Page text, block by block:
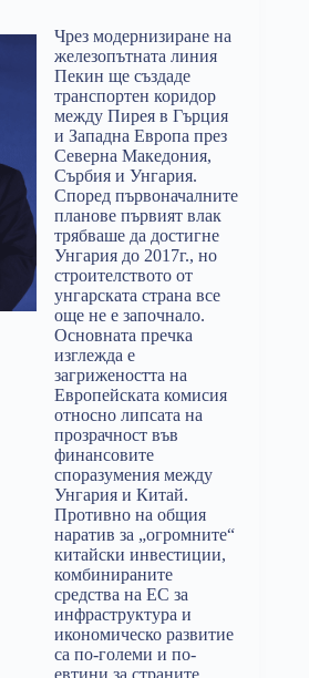
Чрез модернизиране на
железопътната линия
Пекин ще създаде
транспортен коридор
между Пирея в Гърция
и Западна Европа през
Северна Македония,
Сърбия и Унгария.
Според първоначалните
планове първият влак
трябваше да достигне
Унгария до 2017г., но
строителството от
унгарската страна все
още не е започнало.
Основната пречка
изглежда е
загрижеността на
Европейската комисия
относно липсата на
прозрачност във
финансовите
споразумения между
Унгария и Китай.
Противно на общия
наратив за „огромните“
китайски инвестиции,
комбинираните
средства на ЕС за
инфраструктура и
икономическо развитие
са по-големи и по-
евтини за страните